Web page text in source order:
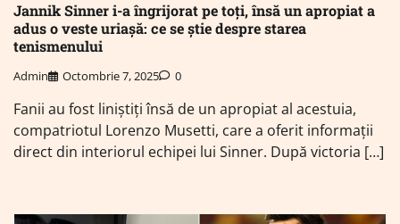
Jannik Sinner i-a îngrijorat pe toți, însă un apropiat a
adus o veste uriașă: ce se știe despre starea
tenismenului
Admin Octombrie 7, 2025 0
Fanii au fost liniștiți însă de un apropiat al acestuia,
compatriotul Lorenzo Musetti, care a oferit informații
direct din interiorul echipei lui Sinner. După victoria […]